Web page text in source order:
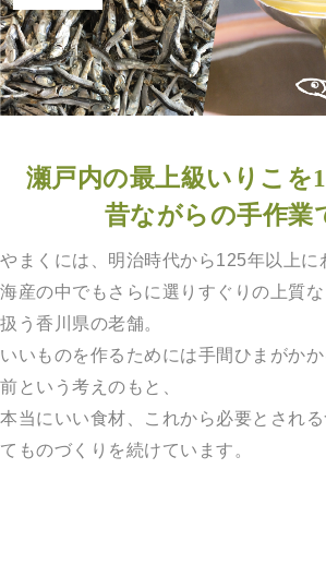
瀬戸内の最上級いりこを1
昔ながらの手作業
やまくには、明治時代から125年以上に
海産の中でもさらに選りすぐりの上質
扱う香川県の老舗。
いいものを作るためには手間ひまがか
前という考えのもと、
本当にいい食材、これから必要とされ
てものづくりを続けています。